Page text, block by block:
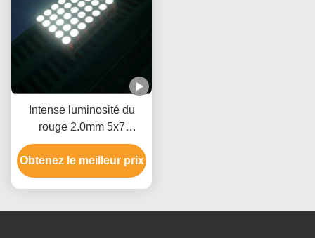
Intense luminosité du
rouge 2.0mm 5x7
d'affichage ultra lumineux
de matrice de points
Obtenez le meilleur prix